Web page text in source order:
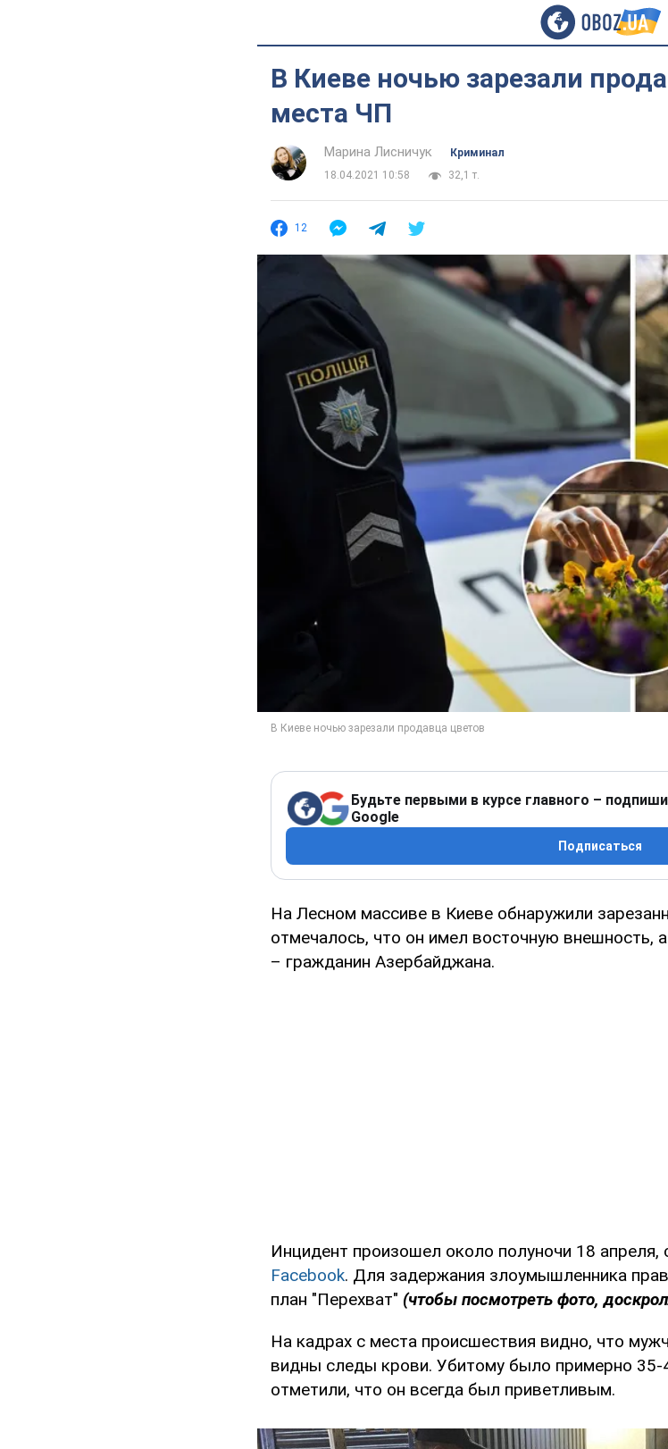
В Киеве ночью зарезали
места ЧП
Марина Лисничук
Криминал
18.04.2021 10:58
32,1 т.
12
Будьте первыми в курсе главного –
Google
Подписаться
На Лесном массиве в Киеве обнаружили
отмечалось, что он имел восточную внешность,
– гражданин Азербайджана.
Инцидент произошел около полуночи 18
Facebook. Для задержания злоумышленника
план "Перехват" (чтобы посмотреть фото,
На кадрах с места происшествия видно, что
видны следы крови. Убитому было примерно 35-
отметили, что он всегда был приветливым.